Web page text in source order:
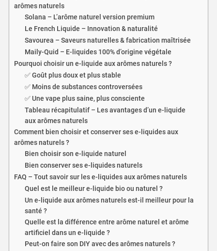
arômes naturels
Solana – L’arôme naturel version premium
Le French Liquide – Innovation & naturalité
Savourea – Saveurs naturelles & fabrication maîtrisée
Maily-Quid – E-liquides 100% d’origine végétale
Pourquoi choisir un e-liquide aux arômes naturels ?
✅ Goût plus doux et plus stable
✅ Moins de substances controversées
✅ Une vape plus saine, plus consciente
Tableau récapitulatif – Les avantages d’un e-liquide
aux arômes naturels
Comment bien choisir et conserver ses e-liquides aux
arômes naturels ?
Bien choisir son e-liquide naturel
Bien conserver ses e-liquides naturels
FAQ – Tout savoir sur les e-liquides aux arômes naturels
Quel est le meilleur e-liquide bio ou naturel ?
Un e-liquide aux arômes naturels est-il meilleur pour la
santé ?
Quelle est la différence entre arôme naturel et arôme
artificiel dans un e-liquide ?
Peut-on faire son DIY avec des arômes naturels ?